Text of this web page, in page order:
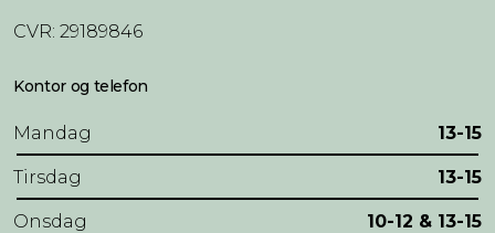
CVR: 29189846
Kontor og telefon
Mandag 13-15
Tirsdag 13-15
Onsdag 10-12 & 13-15